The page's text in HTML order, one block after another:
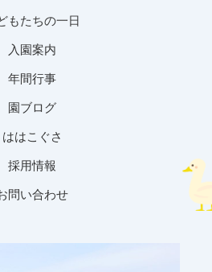
もたちの一日
入園案内
年間行事
園ブログ
ははこぐさ
採用情報
問い合わせ